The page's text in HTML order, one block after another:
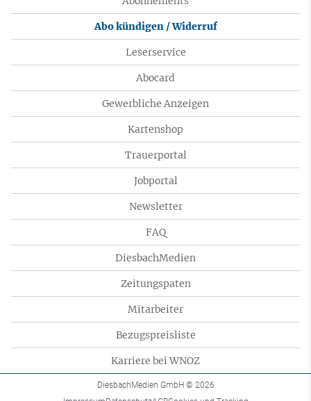
Abo kündigen / Widerruf
Leserservice
Abocard
Gewerbliche Anzeigen
Kartenshop
Trauerportal
Jobportal
Newsletter
FAQ
DiesbachMedien
Zeitungspaten
Mitarbeiter
Bezugspreisliste
Karriere bei WNOZ
DiesbachMedien GmbH © 2026